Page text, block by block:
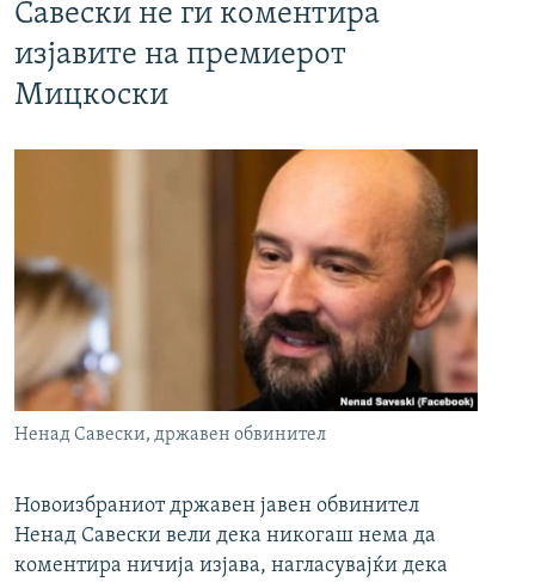
Савески не ги коментира
изјавите на премиерот
Мицкоски
Ненад Савески, државен обвинител
Новоизбраниот државен јавен обвинител
Ненад Савески вели дека никогаш нема да
коментира ничија изјава, нагласувајќи дека